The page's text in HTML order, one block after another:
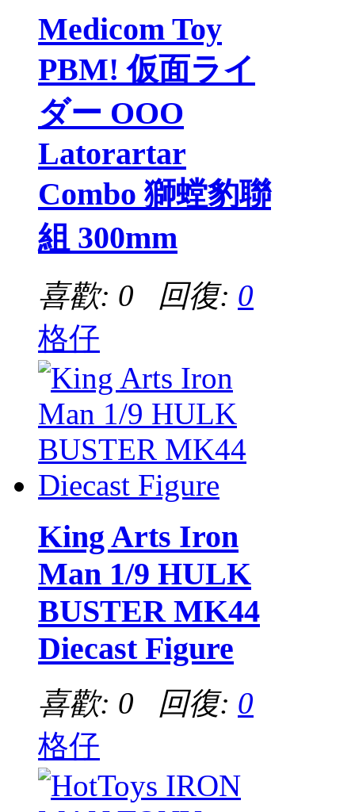
Medicom Toy
PBM! 仮面ライ
ダー OOO
Latorartar
Combo 獅螳豹聯
組 300mm
喜歡: 0 回復: 0
格仔
King Arts Iron
Man 1/9 HULK
BUSTER MK44
Diecast Figure
喜歡: 0 回復: 0
格仔